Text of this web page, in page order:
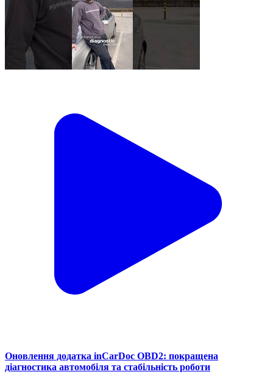
Оновлення додатка inCarDoc OBD2: покращена
діагностика автомобіля та стабільність роботи